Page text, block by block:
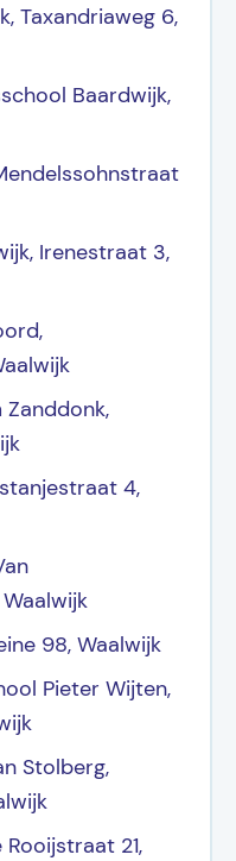
Taxandriaweg 6,
Baardwijk,
Irenestraat 3,
4,
98, Waalwijk
Pieter Wijten,
Stolberg,
21,